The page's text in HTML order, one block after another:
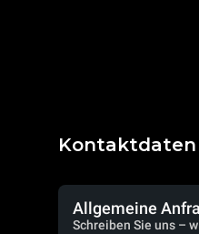
Allgemeine
Schreiben Sie uns –